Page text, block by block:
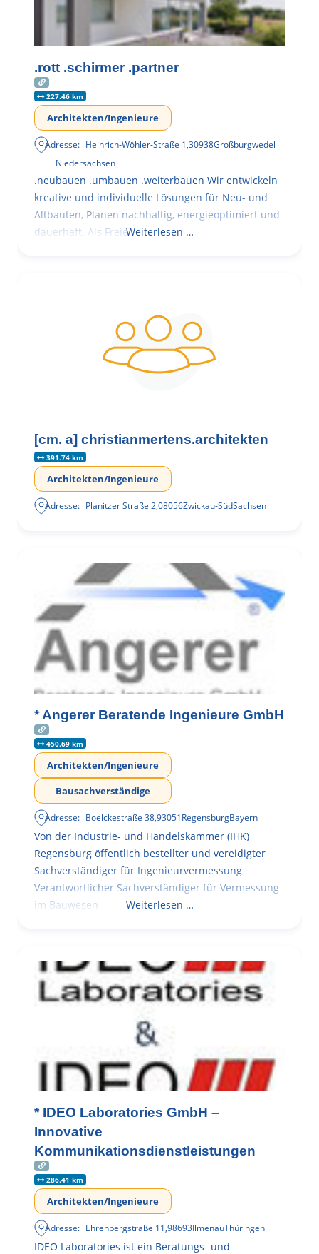
.rott .schirmer .partner
227.46 km
Architekten/Ingenieure
Adresse: Heinrich-Wöhler-Straße 1,30938Großburgwedel
Niedersachsen
.neubauen .umbauen .weiterbauen Wir entwickeln
kreative und individuelle Lösungen für Neu- und
Altbauten, Planen nachhaltig, energieoptimiert und
dauerhaft. Als FreieWeiterlesen …
[cm. a] christianmertens.architekten
391.74 km
Architekten/Ingenieure
Adresse: Planitzer Straße 2,08056Zwickau-SüdSachsen
* Angerer Beratende Ingenieure GmbH
450.69 km
Architekten/Ingenieure
Bausachverständige
Adresse: Boelckestraße 38,93051RegensburgBayern
Von der Industrie- und Handelskammer (IHK)
Regensburg öffentlich bestellter und vereidigter
Sachverständiger für Ingenieurvermessung
Verantwortlicher Sachverständiger für Vermessung
im Bauwesen
Weiterlesen …
* IDEO Laboratories GmbH –
Innovative
Kommunikationsdienstleistungen
286.41 km
Architekten/Ingenieure
Adresse: Ehrenbergstraße 11,98693IlmenauThüringen
IDEO Laboratories ist ein Beratungs- und